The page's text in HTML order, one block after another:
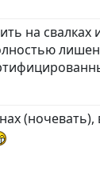
на
(ночевать),